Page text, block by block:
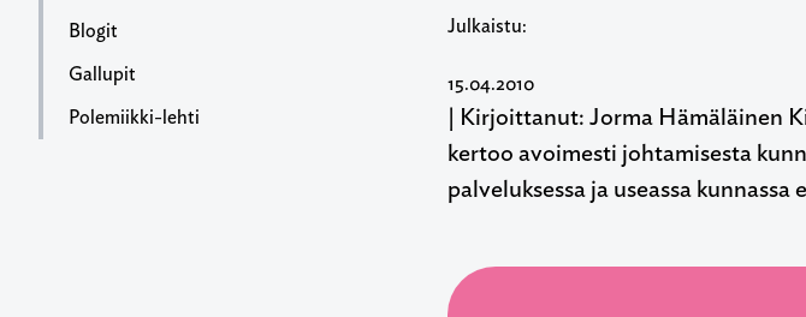
Julkaistu:
15.04.2010
| Kirjoittanut: Jorma Hämäläinen
kertoo avoimesti johtamisesta
palveluksessa ja useassa kunnassa
Blogit
Gallupit
Polemiikki-lehti